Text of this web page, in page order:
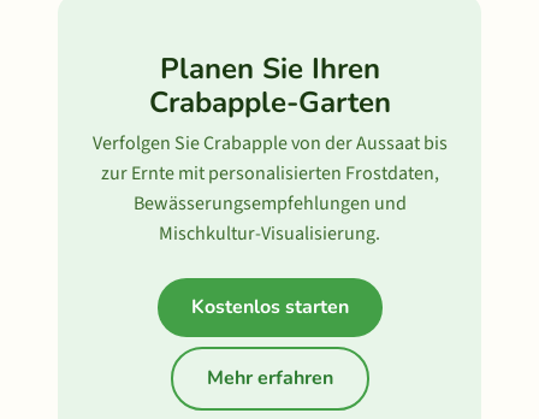
Planen Sie Ihren
Crabapple-Garten
Verfolgen Sie Crabapple von der Aussaat bis
zur Ernte mit personalisierten Frostdaten,
Bewässerungsempfehlungen und
Mischkultur-Visualisierung.
Kostenlos starten
Mehr erfahren